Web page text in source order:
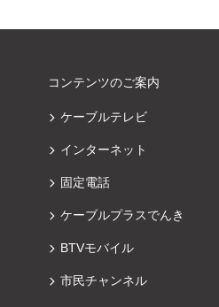
コンテンツのご案内
ケーブルテレビ
インターネット
固定電話
ケーブルプラスでんき
BTVモバイル
市民チャンネル